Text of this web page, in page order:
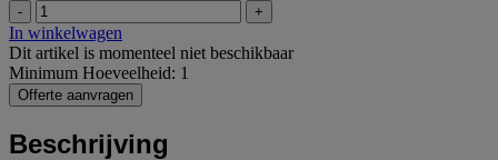
- +
In winkelwagen
Dit artikel is momenteel niet beschikbaar
Minimum Hoeveelheid: 1
Offerte aanvragen
Beschrijving